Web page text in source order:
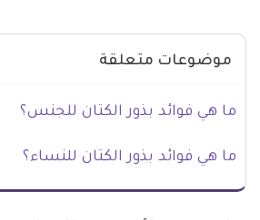
موضوعات متعلقة
ما هي فوائد بذور الكتان للجنس؟
ما هي فوائد بذور الكتان للنساء؟